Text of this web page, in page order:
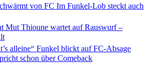
von FC Im Funkel-Lob steckt auch
Mut Thioune wartet auf Rauswurf –
alleine“ Funkel blickt auf FC-Absage
schon über Comeback